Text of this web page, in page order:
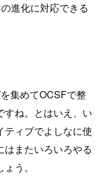
進化に対応できる
集めてOCSFで整
すね。とはいえ、い
ティブでよしなに使
はまたいろいろやる
う。